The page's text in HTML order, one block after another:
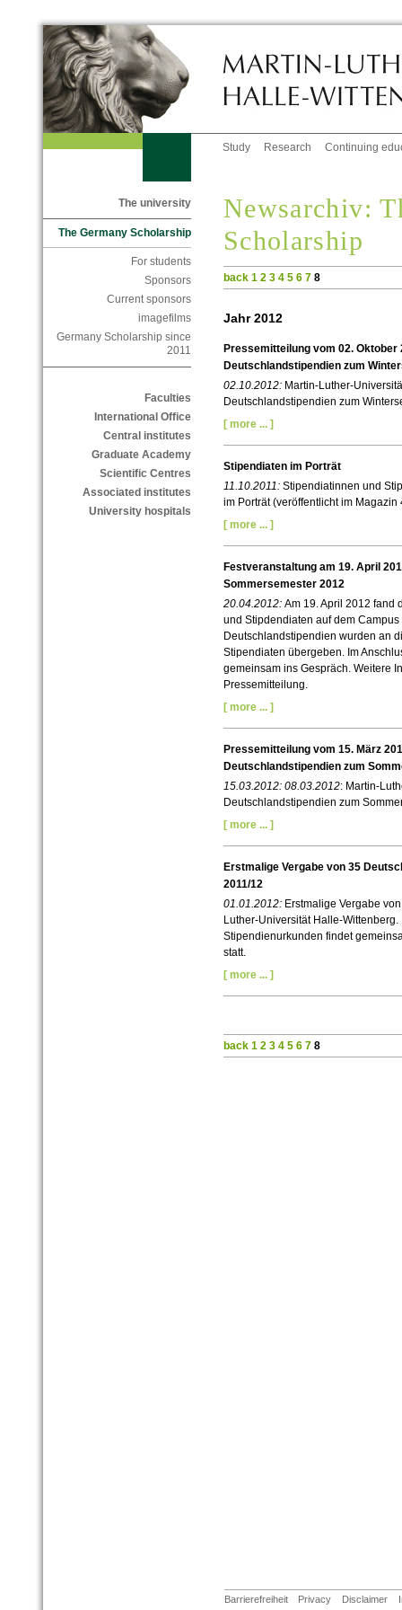
Study Research Continuing
The university
The Germany Scholarship
For students
Sponsors
Current sponsors
imagefilms
Germany Scholarship since
2011
Faculties
International Office
Central institutes
Graduate Academy
Scientific Centres
Associated institutes
University hospitals
Newsarchiv:
Scholarship
back 1 2 3 4 5 6 78
Jahr 2012
Pressemitteilung vom 02. Oktober
Deutschlandstipendien zum
02.10.2012: Martin-Luther-
Deutschlandstipendien zum
[ more ... ]
Stipendiaten im Porträt
11.10.2011:Stipendiatinnen und
im Porträt (veröffentlicht im
[ more ... ]
Festveranstaltung am 19. April
Sommersemester 2012
20.04.2012: Am 19. April 2012 fand
und Stipdendiaten auf dem
Deutschlandstipendien wurden an
Stipendiaten übergeben. Im
gemeinsam ins Gespräch. Weitere
Pressemitteilung.
[ more ... ]
Pressemitteilung vom 15. März
Deutschlandstipendien zum
15.03.2012: 08.03.2012: Martin-
Deutschlandstipendien zum
[ more ... ]
Erstmalige Vergabe von 35
2011/12
01.01.2012: Erstmalige Vergabe
Luther-Universität Halle-
Stipendienurkunden findet
statt.
[ more ... ]
back 1 2 3 4 5 6 78
Barrierefreiheit Privacy Disclaimer